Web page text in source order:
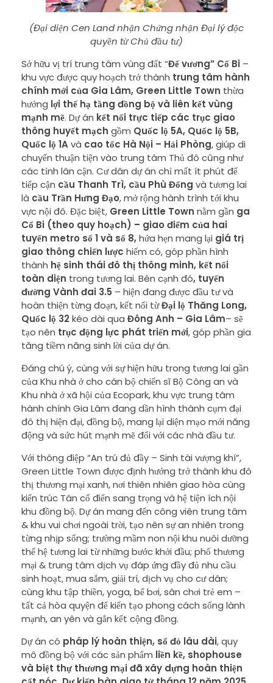
(Đại diện Cen Land nhận Chứng nhận Đại lý độc
quyền từ Chủ đầu tư)
Sở hữu vị trí trung tâm vùng đất “Đế vương” Cổ Bi –
khu vực được quy hoạch trở thành trung tâm hành
chính mới của Gia Lâm, Green Little Town thừa
hưởng lợi thế hạ tầng đồng bộ và liên kết vùng
mạnh mẽ. Dự án kết nối trực tiếp các trục giao
thông huyết mạch gồm Quốc lộ 5A, Quốc lộ 5B,
Quốc lộ 1Avà cao tốc Hà Nội – Hải Phòng, giúp di
chuyển thuận tiện vào trung tâm Thủ đô cũng như
các tỉnh lân cận. Cư dân dự án chỉ mất ít phút để
tiếp cận cầu Thanh Trì, cầu Phù Đổng và tương lai
là cầu Trần Hưng Đạo, mở rộng hành trình tới khu
vực nội đô. Đặc biệt, Green Little Town nằm gần ga
Cổ Bi (theo quy hoạch) – giao điểm của hai
tuyến metro số 1 và số 8,hứa hẹn mang lại giá trị
giao thông chiến lược hiếm có, góp phần hình
thành hệ sinh thái đô thị thông minh, kết nối
toàn diện trong tương lai. Bên cạnh đó, tuyến
đường Vành đai 3.5 – hiện đang được đầu tư và
hoàn thiện từng đoạn, kết nối từĐại lộ Thăng Long,
Quốc lộ 32kéo dài qua Đông Anh – Gia Lâm– sẽ
tạo nên trục động lực phát triển mới, góp phần gia
tăng tiềm năng sinh lời của dự án.
Đáng chú ý, cùng với sự hiện hữu trong tương lai gần
của Khu nhà ở cho cán bộ chiến sĩ Bộ Công an và
Khu nhà ở xã hội của Ecopark, khu vực trung tâm
hành chính Gia Lâm đang dần hình thành cụm đại
đô thị hiện đại, đồng bộ, mang lại diện mạo mới năng
động và sức hút mạnh mẽ đối với các nhà đầu tư.
Với thông điệp “An trú đủ đầy – Sinh tài vượng khí”,
Green Little Town được định hướng trở thành khu đô
thị thương mại xanh, nơi thiên nhiên giao hòa cùng
kiến trúc Tân cổ điển sang trọng và hệ tiện ích nội
khu đồng bộ. Dự án mang đến công viên trung tâm
& khu vui chơi ngoài trời, tạo nên sự an nhiên trong
từng nhịp sống; trường mầm non nội khu nuôi dưỡng
thế hệ tương lai từ những bước khởi đầu; phố thương
mại & trung tâm dịch vụ đáp ứng đầy đủ nhu cầu
sinh hoạt, mua sắm, giải trí, dịch vụ cho cư dân;
cùng khu tập thiền, yoga, bể bơi, sân chơi trẻ em –
tất cả hòa quyện để kiến tạo phong cách sống lành
mạnh, an yên và gắn kết cộng đồng.
Dự án có pháp lý hoàn thiện, sổ đỏ lâu dài, quy
mô đồng bộ với các sản phẩm liền kề, shophouse
và biệt thự thương mại đã xây dựng hoàn thiện